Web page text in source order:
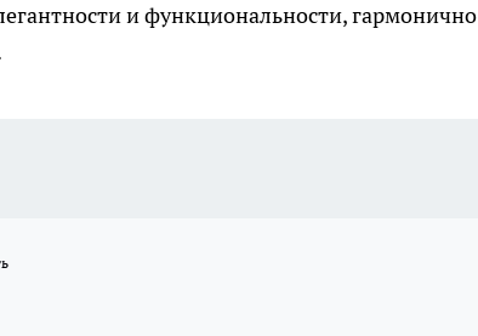
и функциональности, гармонично